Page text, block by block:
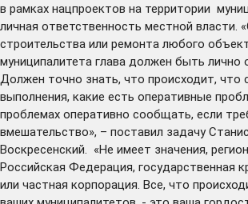
в рамках нацпроектов на территории
личная ответственность местной власти.
строительства или ремонта любого
муниципалитета глава должен быть лично
Должен точно знать, что происходит, что
выполнения, какие есть оперативные
проблемах оперативно сообщать, если
вмешательство», – поставил задачу
Воскресенский. «Не имеет значения,
Российская Федерация, государственная
или частная корпорация. Все, что